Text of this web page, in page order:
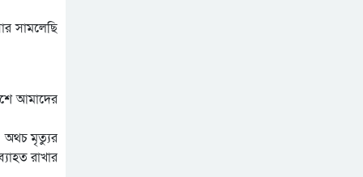
সামলেছি
আমাদের
অথচ মৃত্যুর
রাখার